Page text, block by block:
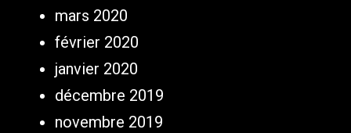
mars 2020
février 2020
janvier 2020
décembre 2019
novembre 2019